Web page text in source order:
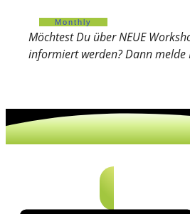
Monthly
Möchtest Du über NEUE
informiert werden? Dann melde